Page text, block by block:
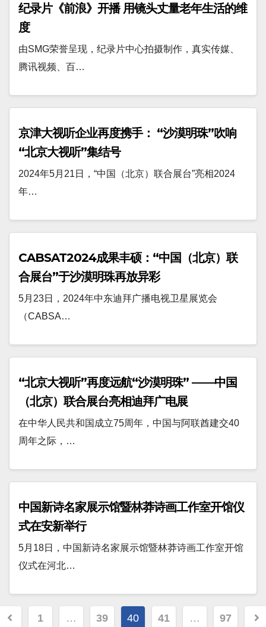
纪录片《前浪》开播 用镜头丈量老年生活的维
度
由SMG荣誉呈现，纪录片中心拍摄制作，真实传媒、
腾讯视频、百…
京津大视听企业再度携手： “沙漠明珠”吹响
“北京大视听”集结号
2024年5月21日，“中国（北京）联合展台”亮相2024
年…
CABSAT2024成果丰硕：“中国（北京）联
合展台”于沙漠明珠再放异彩
5月23日，2024年中东迪拜广播电视卫星展览会
（CABSA…
“北京大视听”再度远航“沙漠明珠” ——中国
（北京）联合展台亮相迪拜广电展
在中华人民共和国成立75周年，中国与阿联酋建交40
周年之际，…
中国新诗名家展示馆暨林莽诗画工作室开馆仪
式在安新举行
5月18日，中国新诗名家展示馆暨林莽诗画工作室开馆
仪式在河北…
1 … 39 40 41 … 97